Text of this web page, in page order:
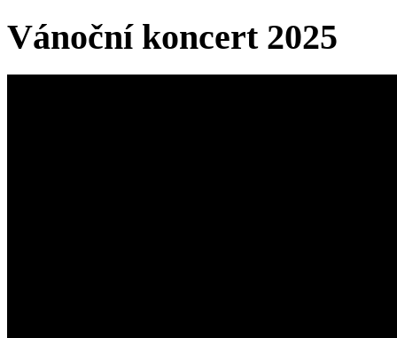
Vánoční koncert 2025